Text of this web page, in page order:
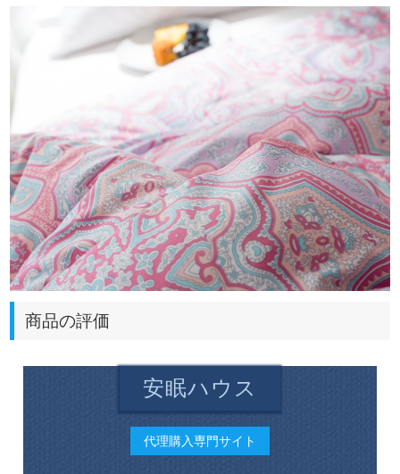
商品の評価
安眠ハウス
代理購入専門サイト